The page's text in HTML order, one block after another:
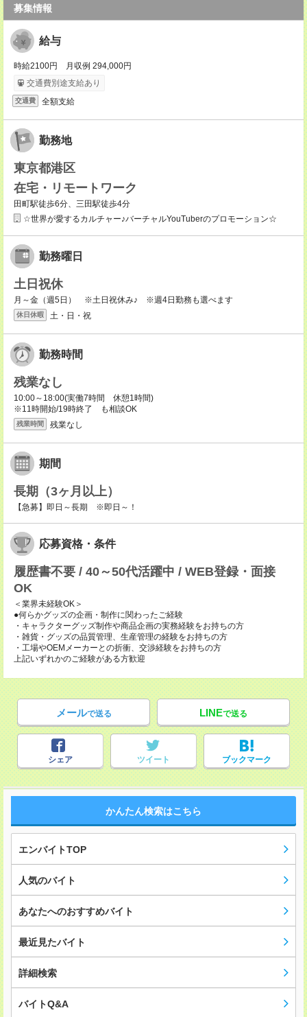
募集情報
給与
時給2100円 月収例 294,000円
交通費別途支給あり
交通費 全額支給
勤務地
東京都港区
在宅・リモートワーク
田町駅徒歩6分、三田駅徒歩4分
☆世界が愛するカルチャー♪バーチャルYouTuberのプロモーション☆
勤務曜日
土日祝休
月～金（週5日） ※土日祝休み♪ ※週4日勤務も選べます
休日休暇 土・日・祝
勤務時間
残業なし
10:00～18:00(実働7時間 休憩1時間)
※11時開始/19時終了 も相談OK
残業時間 残業なし
期間
長期（3ヶ月以上）
【急募】即日～長期 ※即日～！
応募資格・条件
履歴書不要 / 40～50代活躍中 / WEB登録・面接
OK
＜業界未経験OK＞
●何らかグッズの企画・制作に関わったご経験
・キャラクターグッズ制作や商品企画の実務経験をお持ちの方
・雑貨・グッズの品質管理、生産管理の経験をお持ちの方
・工場やOEMメーカーとの折衝、交渉経験をお持ちの方
上記いずれかのご経験がある方歓迎
メールで送る LINEで送る
シェア ツイート ブックマーク
かんたん検索はこちら
エンバイトTOP
人気のバイト
あなたへのおすすめバイト
最近見たバイト
詳細検索
バイトQ&A